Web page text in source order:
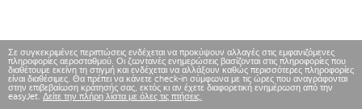
Σε συγκεκριμένες περιπτώσεις ενδέχεται να προκύψουν αλλαγές στις εμφανιζόμενες
πληροφορίες αεροσταθμού. Οι ζωντανές ενημερώσεις βασίζονται στις πληροφορίες που
διαθέτουμε εκείνη τη στιγμή και ενδέχεται να αλλάξουν καθώς περισσότερες πληροφορίες
είναι διαθέσιμες. Θα πρέπει να κάνετε check-in σύμφωνα με τις ώρες που αναγράφονται
στην επιβεβαίωση κράτησής σας, εκτός κι αν έχετε διαφορετική ενημέρωση από την
easyJet. Δείτε την πλήρη λίστα με όλες τις πτήσεις.